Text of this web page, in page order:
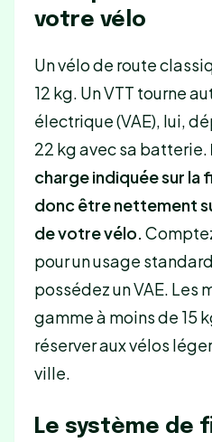
votre vélo
Un vélo de route
12 kg. Un VTT tourne
électrique (VAE), lui,
22 kg avec sa batterie.
charge indiquée sur la
donc être nettement
de votre vélo.
pour un usage
possédez un VAE. Les
gamme à moins de 15
réserver aux vélos
ville.
Le système de